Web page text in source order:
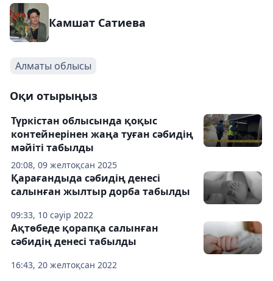
Камшат Сатиева
Алматы облысы
Оқи отырыңыз
20:08, 09 желтоқсан 2025
Түркістан облысында қоқыс
контейнерінен жаңа туған сәбидің
мәйіті табылды
09:33, 10 сәуір 2022
Қарағандыда сәбидің денесі
салынған жылтыр дорба табылды
16:43, 20 желтоқсан 2022
Ақтөбеде қорапқа салынған
сәбидің денесі табылды